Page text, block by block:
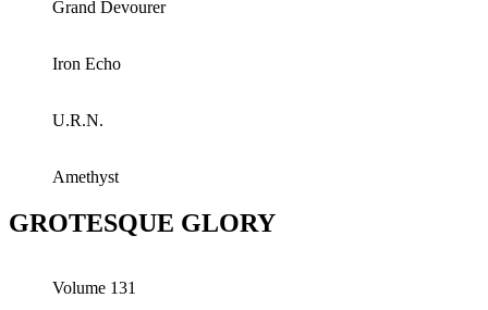
Grand Devourer
Iron Echo
U.R.N.
Amethyst
GROTESQUE GLORY
Volume 131